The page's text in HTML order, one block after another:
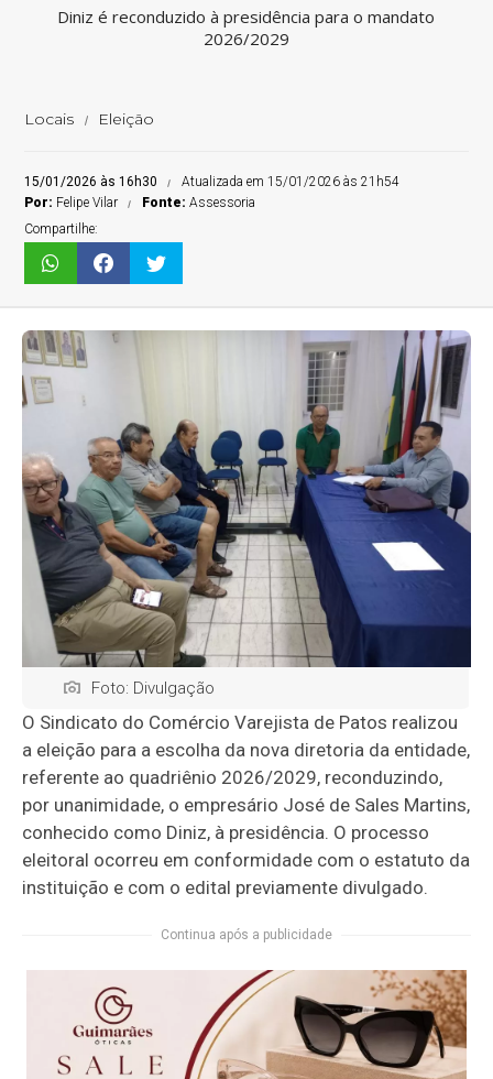
Diniz é reconduzido à presidência para o mandato
2026/2029
Locais Eleição
15/01/2026 às 16h30
Atualizada em 15/01/2026 às 21h54
Por: Felipe Vilar Fonte:Assessoria
Compartilhe:
Foto: Divulgação
O Sindicato do Comércio Varejista de Patos realizou
a eleição para a escolha da nova diretoria da entidade,
referente ao quadriênio 2026/2029, reconduzindo,
por unanimidade, o empresário José de Sales Martins,
conhecido como Diniz, à presidência. O processo
eleitoral ocorreu em conformidade com o estatuto da
instituição e com o edital previamente divulgado.
Continua após a publicidade